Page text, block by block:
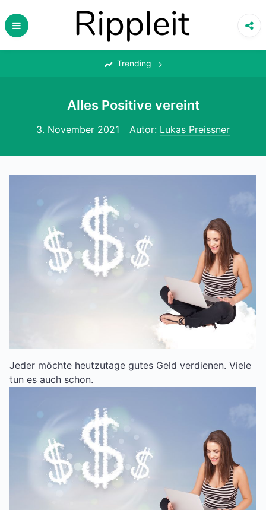
to
content
Trending
Alles Positive vereint
3. November 2021 Autor: Lukas Preissner
Jeder möchte heutzutage gutes Geld verdienen. Viele
tun es auch schon.